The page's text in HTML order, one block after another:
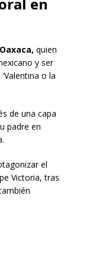
Oaxaca, quien
y ser
o la
de una capa
padre en
el
Victoria, tras